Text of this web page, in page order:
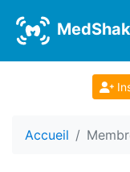
Accueil